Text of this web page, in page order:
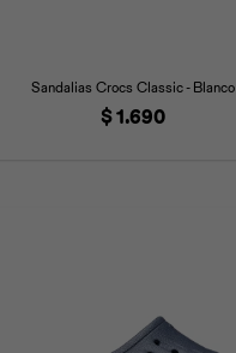
Sandalias Crocs Classic - Blanco
$1.690